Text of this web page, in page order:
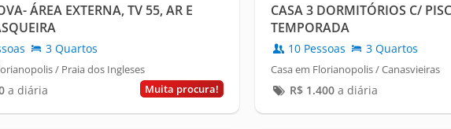
ÁREA EXTERNA, TV 55, AR E
3 Quartos
/ Praia dos Ingleses
Muita procura!
a diária
CASA 3 DORMITÓRIOS C/
TEMPORADA
10 Pessoas 3 Quartos
Casa em Florianopolis / Canasvieiras
R$ 1.400a diária